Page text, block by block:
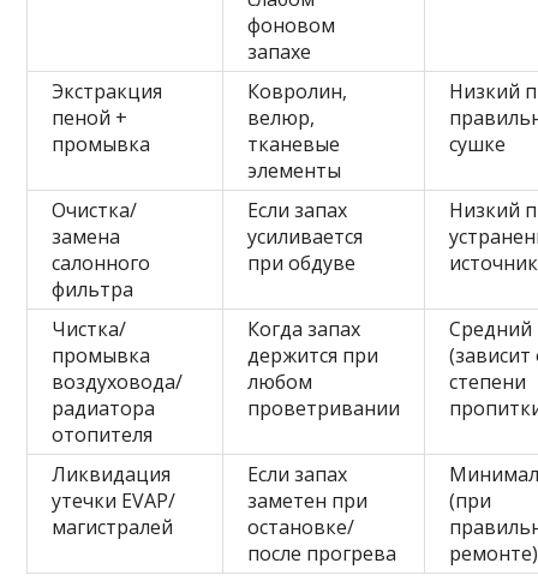
фоновом
запахе
Экстракция
пеной +
промывка
Ковролин,
велюр,
тканевые
элементы
Низкий
сушке
Очистка/
замена
салонного
фильтра
Если запах
усиливается
при обдуве
Низкий
Чистка/
промывка
воздуховода/
радиатора
отопителя
Когда запах
держится при
любом
проветривании
Средний
(зависит
степени
Ликвидация
утечки EVAP/
магистралей
Если запах
заметен при
остановке/
после прогрева
(при
ремонте)